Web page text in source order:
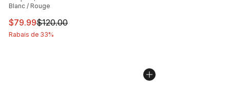
Blanc / Rouge
Cet article est en solde. Le prix est passé de $120.00 à
$79.99$120.00
Rabais de 33%